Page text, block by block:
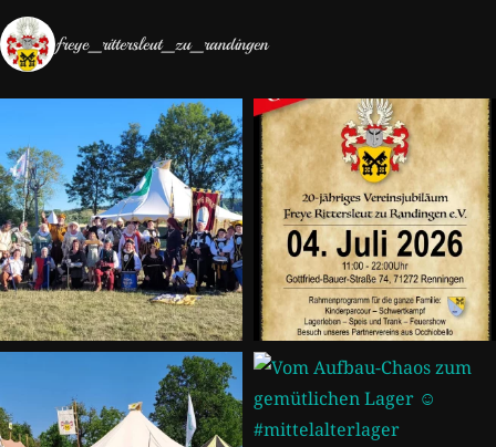
freye_rittersleut_zu_randingen